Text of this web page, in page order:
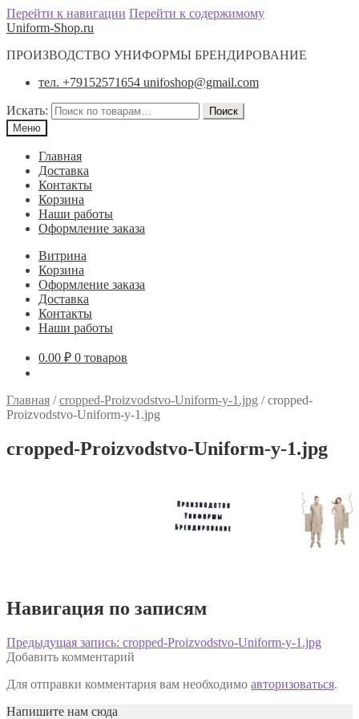
Перейти к навигации Перейти к содержимому
Uniform-Shop.ru
ПРОИЗВОДСТВО УНИФОРМЫ БРЕНДИРОВАНИЕ
тел. +79152571654 unifoshop@gmail.com
Искать:
Поиск
Меню
Главная
Доставка
Контакты
Корзина
Наши работы
Оформление заказа
Витрина
Корзина
Оформление заказа
Доставка
Контакты
Наши работы
0.00 ₽ 0 товаров
Главная /cropped-Proizvodstvo-Uniform-y-1.jpg /cropped-
Proizvodstvo-Uniform-y-1.jpg
cropped-Proizvodstvo-Uniform-y-1.jpg
Навигация по записям
Предыдущая запись: cropped-Proizvodstvo-Uniform-y-1.jpg
Добавить комментарий
Для отправки комментария вам необходимо авторизоваться.
Напишите нам сюда